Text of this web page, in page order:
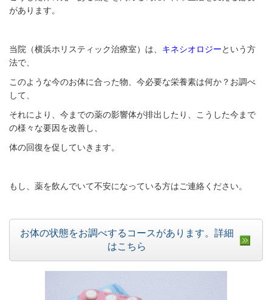
があります。
当院（横浜ホリスティック治療室）は、 キネシオロジーという方
法で、
このような今のお体に合った物、今必要な栄養素は何か？お調べ
して、
それにより、今までの薬の影響体が排出したり、こうした今まで
の様々な要因を改善し、
体の回復を促していきます。
もし、薬を飲んでいて不安になっている方はご連絡ください。
お体の状態をお調べするコースがあります。詳細
はこちら